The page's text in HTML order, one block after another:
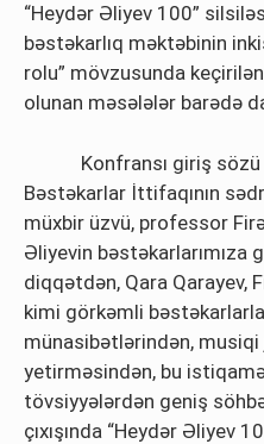
“Heydər Əliyev 100”
bəstəkarlıq məktəbinin
rolu” mövzusunda
olunan məsələlər barədə
Konfransı giriş sözü
Bəstəkarlar İttifaqının
müxbir üzvü, professor
Əliyevin bəstəkarlarımıza
diqqətdən, Qara Qarayev,
kimi görkəmli
münasibətlərindən,
yetirməsindən, bu
tövsiyyələrdən geniş
çıxışında “Heydər Əliyev